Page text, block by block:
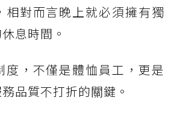
相對而言晚上就必須擁有獨
息時間。
度，不僅是體恤員工，更是
品質不打折的關鍵。